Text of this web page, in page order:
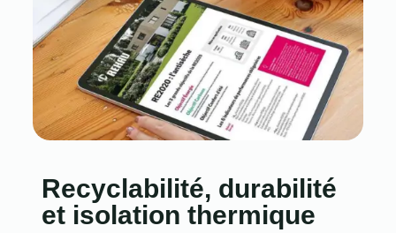
Recyclabilité, durabilité
et isolation thermique